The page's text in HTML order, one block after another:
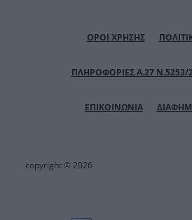
ΟΡΟΙ ΧΡΗΣΗΣ
ΠΛΗΡΟΦΟΡΙΕΣ Α.27 Ν.5253/
ΕΠΙΚΟΙΝΩΝΙΑ
copyright © 2026